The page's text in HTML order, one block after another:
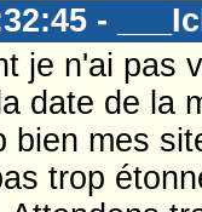
-
je n'ai pas
date de la
bien mes
trop